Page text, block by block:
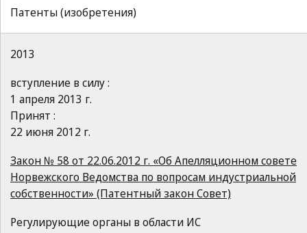
Патенты (изобретения)
2013
вступление в силу :
1 апреля 2013 г.
Принят :
22 июня 2012 г.
Закон № 58 от 22.06.2012 г. «Об Апелляционном совете
Норвежского Ведомства по вопросам индустриальной
собственности» (Патентный закон Совет)
Регулирующие органы в области ИС